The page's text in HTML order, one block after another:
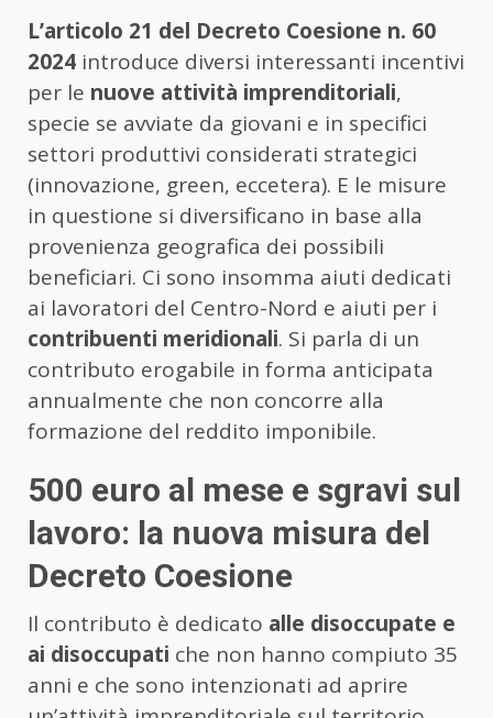
L’articolo 21 del Decreto Coesione n. 60
2024 introduce diversi interessanti incentivi
per le nuove attività imprenditoriali,
specie se avviate da giovani e in specifici
settori produttivi considerati strategici
(innovazione, green, eccetera). E le misure
in questione si diversificano in base alla
provenienza geografica dei possibili
beneficiari. Ci sono insomma aiuti dedicati
ai lavoratori del Centro-Nord e aiuti per i
contribuenti meridionali. Si parla di un
contributo erogabile in forma anticipata
annualmente che non concorre alla
formazione del reddito imponibile.
500 euro al mese e sgravi sul
lavoro: la nuova misura del
Decreto Coesione
Il contributo è dedicato alle disoccupate e
ai disoccupati che non hanno compiuto 35
anni e che sono intenzionati ad aprire